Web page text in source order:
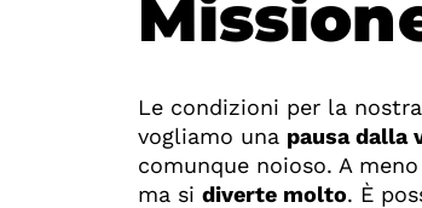
Le condizioni per la
vogliamo una pausa dalla
comunque noioso. A
ma si diverte molto. È